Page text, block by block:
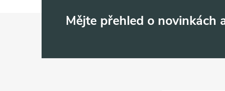
Mějte přehled o novinkách